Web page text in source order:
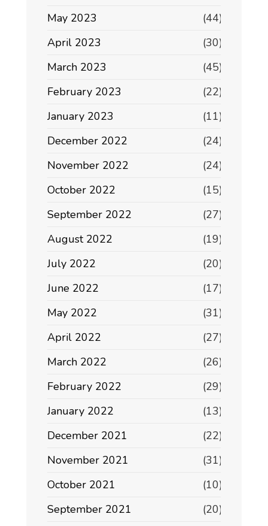
May 2023
(44)
April 2023
(30)
March 2023
(45)
February 2023
(22)
January 2023
(11)
December 2022
(24)
November 2022
(24)
October 2022
(15)
September 2022
(27)
August 2022
(19)
July 2022
(20)
June 2022
(17)
May 2022
(31)
April 2022
(27)
March 2022
(26)
February 2022
(29)
January 2022
(13)
December 2021
(22)
November 2021
(31)
October 2021
(10)
September 2021
(20)